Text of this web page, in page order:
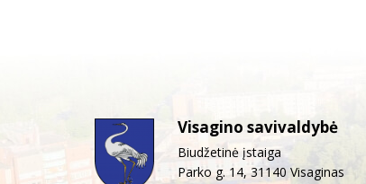
Visagino savivaldybė
Biudžetinė įstaiga
Parko g. 14, 31140 Visaginas